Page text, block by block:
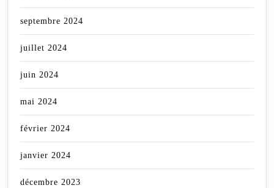
septembre 2024
juillet 2024
juin 2024
mai 2024
février 2024
janvier 2024
décembre 2023